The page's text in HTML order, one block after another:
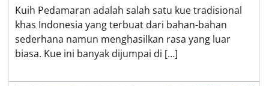
Recent Posts
Yunita Siregar, Makin Bersinar di Film Romance Indonesia
ROG Strix SCAR 18, Laptop Gahar untuk Gaming
Bisnis Sol Sepatu: Tips Jitu agar Makin Berkembang